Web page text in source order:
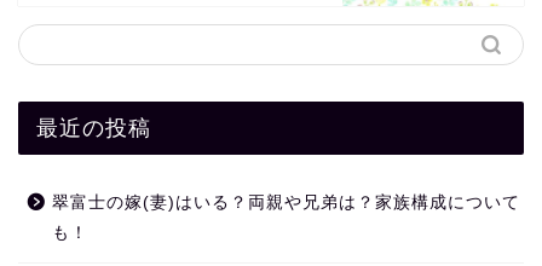
最近の投稿
翠富士の嫁(妻)はいる？両親や兄弟は？家族構成について
も！